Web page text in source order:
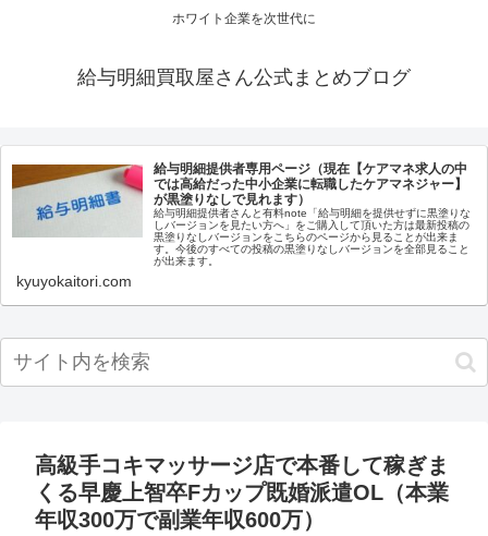
ホワイト企業を次世代に
給与明細買取屋さん公式まとめブログ
給与明細提供者専用ページ（現在【ケアマネ求人の中
では高給だった中小企業に転職したケアマネジャー】
が黒塗りなしで見れます）
給与明細提供者さんと有料note「給与明細を提供せずに黒塗りな
しバージョンを見たい方へ」をご購入して頂いた方は最新投稿の
黒塗りなしバージョンをこちらのページから見ることが出来ま
す。今後のすべての投稿の黒塗りなしバージョンを全部見ること
が出来ます。
kyuyokaitori.com
高級手コキマッサージ店で本番して稼ぎま
くる早慶上智卒Fカップ既婚派遣OL（本業
年収300万で副業年収600万）